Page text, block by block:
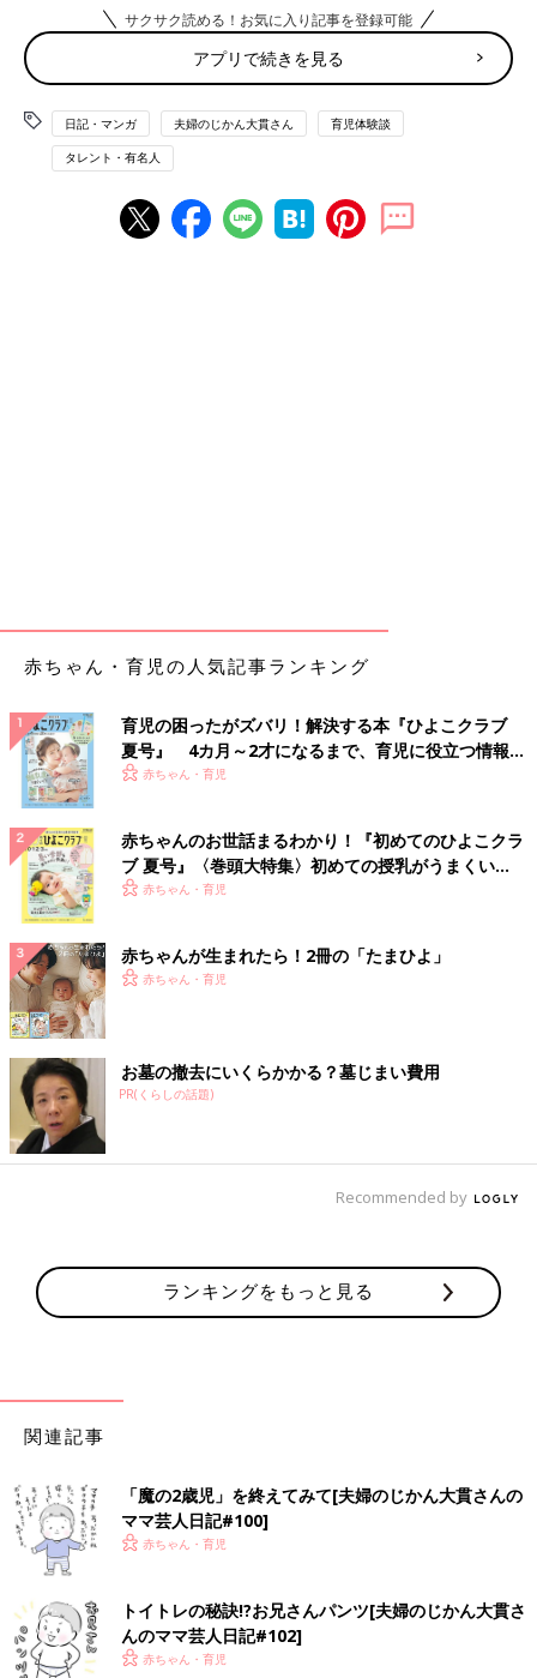
そんなある日、またいつものように手洗いやトイレを拒否して、
なかなか教室へ行こうとしない息子。
こういうときは、まずはちゃんと目を見てきちんと伝え、どうし
て手洗いやトイレが必要なのかと説得します。
機嫌がいいときはしぶしぶ「わかったよ…」と言って聞いてくれ
ることもあるのですが、まぁまずそんなにスムーズにいくことは
ありません。
次に、教室に行けば楽しいことがたくさんあるよ！ということを
「これ以上イヤイヤしてるんだったら無理矢理連れてっちゃう
よ？無理矢理なのと、自分でちゃんと行くのとどっちがいい
の？」
どうにか自主的に行動してほしい。
そんな思いから、無理矢理よりは自分で行った方がいいよねとい
う誘導じみた質問をしました。
すると息子は
「無理矢理！無理矢理がいい！！」
と即答。
……なんで？
「無理矢理じゃ…やだよね？無理矢理じゃないほうがいいよ
と聞いてみても、
どうやら、「無理矢理」＝「やってもらえる」という解釈をして
自分で行くか、抱っこで行くかの違いくらいに思っている息子
は、「無理矢理！」と連呼しながらひたすら抱っこの要求を続け
ます……。
ように……。
ちょっと意味が違うんだけどな、と思いながらも、その様子がか
わいらしくついつい抱っこしてしまうダメ母なのでした……。
サクサク読める！お気に入り記事を登録可能
アプリで続きを見る
日記・マンガ 夫婦のじかん大貫さん 育児体験談
タレント・有名人
赤ちゃん・育児の人気記事ランキング
育児の困ったがズバリ！解決する本『ひよこクラブ
夏号』 4カ月～2才になるまで、育児に役立つ情報が
いっぱい！
赤ちゃん・育児
赤ちゃんのお世話まるわかり！『初めてのひよこクラ
ブ 夏号』〈巻頭大特集〉初めての授乳がうまくい
く！ おっぱい・ミルクの基本と夏のトラブル 解決テ
赤ちゃん・育児
赤ちゃんが生まれたら！2冊の「たまひよ」
赤ちゃん・育児
お墓の撤去にいくらかかる？墓じまい費用
PR(くらしの話題)
Recommended by
ランキングをもっと見る
関連記事
「魔の2歳児」を終えてみて[夫婦のじかん大貫さんの
ママ芸人日記#100]
赤ちゃん・育児
トイトレの秘訣!?お兄さんパンツ[夫婦のじかん大貫さ
んのママ芸人日記#102]
赤ちゃん・育児